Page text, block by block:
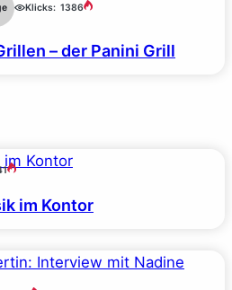
Klicks: 1386
– der Panini Grill
im Kontor